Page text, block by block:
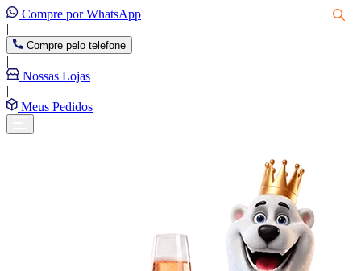
Compre por WhatsApp
|
Compre pelo telefone
|
Nossas Lojas
|
Meus Pedidos